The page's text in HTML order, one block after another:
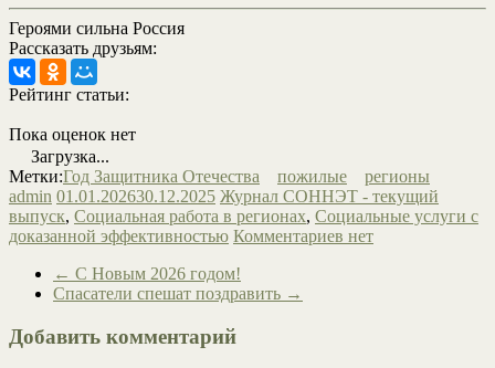
Героями сильна Россия
Рассказать друзьям:
Рейтинг статьи:
Пока оценок нет
Загрузка...
Метки:Год Защитника Отечества пожилые
регионы
admin 01.01.202630.12.2025 Журнал СОННЭТ - текущий
выпуск, Социальная работа в регионах, Социальные услуги с
доказанной эффективностью Комментариев нет
← С Новым 2026 годом!
Спасатели спешат поздравить →
Добавить комментарий